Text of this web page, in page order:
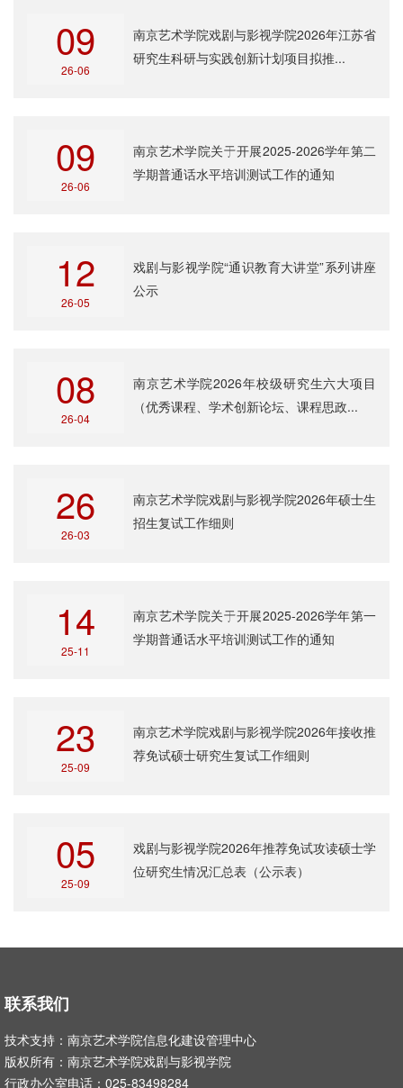
09
26-06
南京艺术学院戏剧与影视学院2026年江苏省
研究生科研与实践创新计划项目拟推...
09
26-06
南京艺术学院关于开展2025-2026学年第二
学期普通话水平培训测试工作的通知
12
26-05
戏剧与影视学院“通识教育大讲堂”系列讲座
公示
08
26-04
南京艺术学院2026年校级研究生六大项目
（优秀课程、学术创新论坛、课程思政...
26
26-03
南京艺术学院戏剧与影视学院2026年硕士生
招生复试工作细则
14
25-11
南京艺术学院关于开展2025-2026学年第一
学期普通话水平培训测试工作的通知
23
25-09
南京艺术学院戏剧与影视学院2026年接收推
荐免试硕士研究生复试工作细则
05
25-09
戏剧与影视学院2026年推荐免试攻读硕士学
位研究生情况汇总表（公示表）
联系我们
技术支持：南京艺术学院信息化建设管理中心
版权所有：南京艺术学院戏剧与影视学院
行政办公室电话：025-83498284